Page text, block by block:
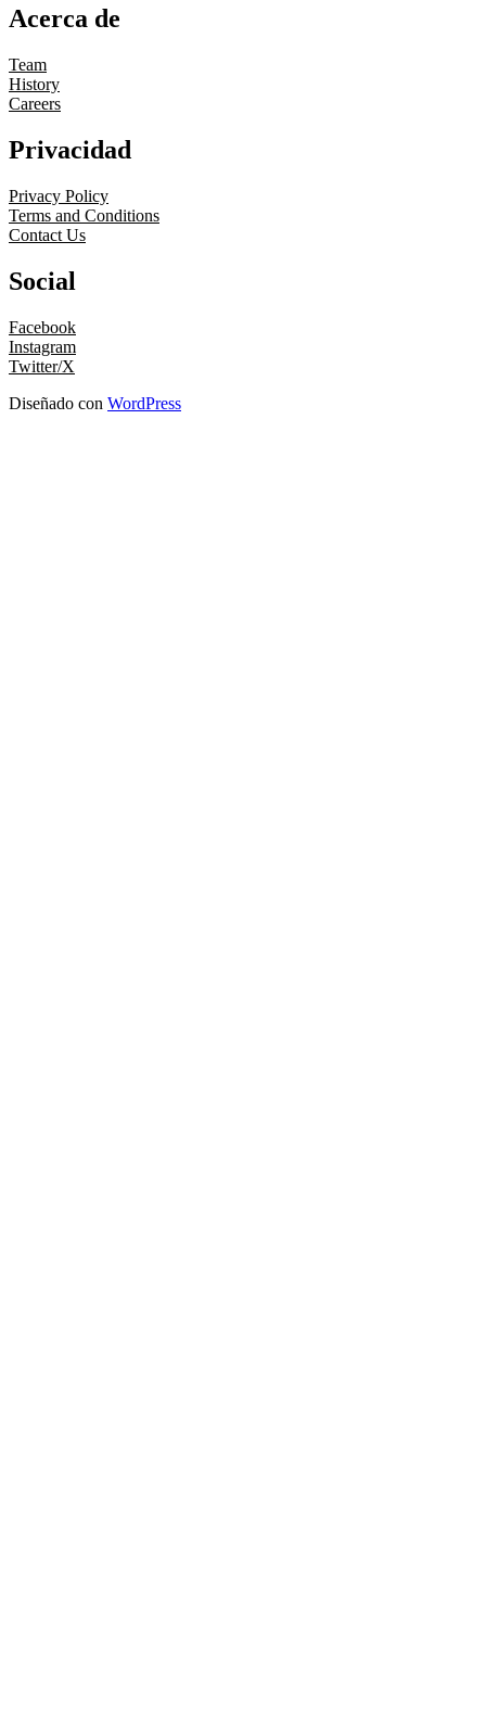
Acerca de
Team
History
Careers
Privacidad
Privacy Policy
Terms and Conditions
Contact Us
Social
Facebook
Instagram
Twitter/X
Diseñado con WordPress